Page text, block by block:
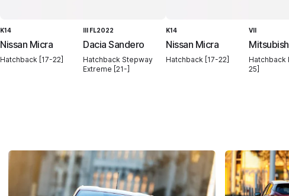
K14
Nissan Micra
Hatchback [17-22]
III FL2022
Dacia Sandero
Hatchback Stepway
Extreme [21-]
K14
Nissan Micra
Hatchback [17-22]
VII
Hatchback
25]